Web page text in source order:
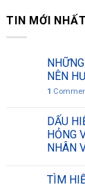
TIN MỚI NHẤT
NÊN
1
DẤU
HỎNG
NHÂN
TÌM